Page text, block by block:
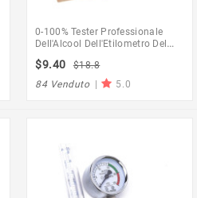
0-100% Tester Professionale
Dell'Alcool Dell'Etilometro Del
Alcoolometri Per L'Alcool Del
Vino 4 Pezzi/Set
$9.40
$18.8
84 Venduto | 5.0